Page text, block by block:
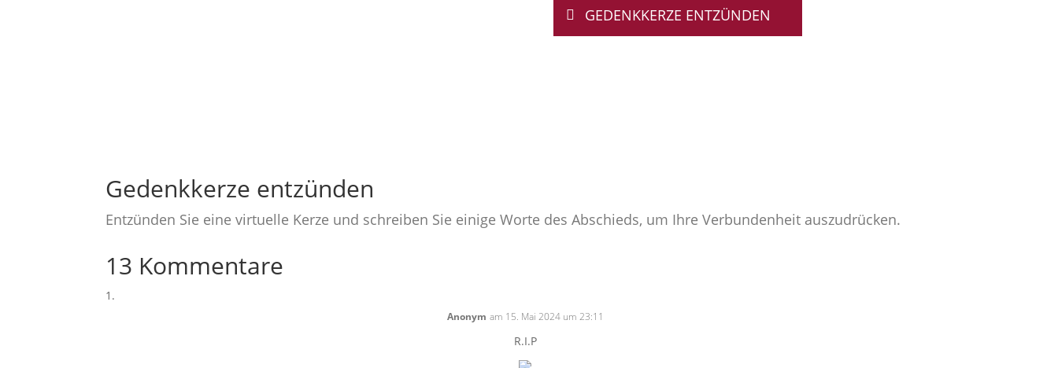
GEDENKKERZE ENTZÜNDEN
Gedenkkerze entzünden
Entzünden Sie eine virtuelle Kerze und schreiben Sie einige Worte des Abschieds, um Ihre Verbundenheit auszudrücken.
13 Kommentare
Anonym am 15. Mai 2024 um 23:11
R.I.P